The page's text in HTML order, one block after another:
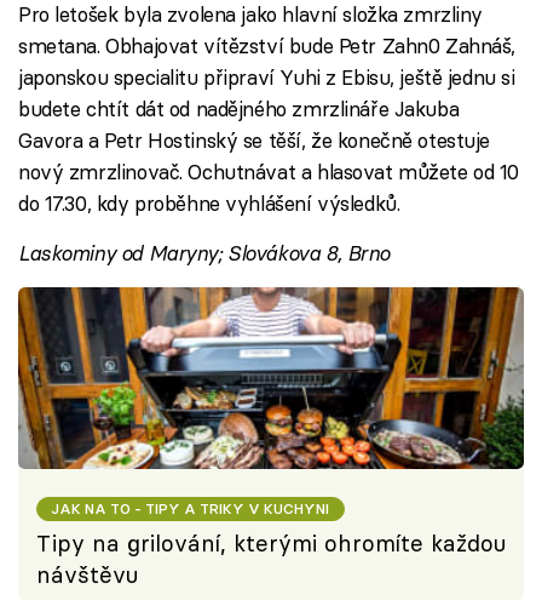
Pro letošek byla zvolena jako hlavní složka zmrzliny
smetana. Obhajovat vítězství bude Petr Zahn0 Zahnáš,
japonskou specialitu připraví Yuhi z Ebisu, ještě jednu si
budete chtít dát od nadějného zmrzlináře Jakuba
Gavora a Petr Hostinský se těší, že konečně otestuje
nový zmrzlinovač. Ochutnávat a hlasovat můžete od 10
do 17.30, kdy proběhne vyhlášení výsledků.
Laskominy od Maryny; Slovákova 8, Brno
JAK NA TO - TIPY A TRIKY V KUCHYNI
Tipy na grilování, kterými ohromíte každou
návštěvu